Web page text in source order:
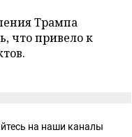
Трампа
что привело к
на наши каналы